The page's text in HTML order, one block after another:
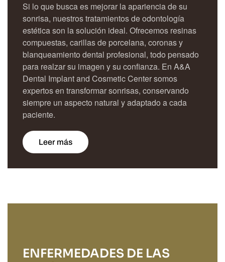
Si lo que busca es mejorar la apariencia de su
sonrisa, nuestros tratamientos de odontología
estética son la solución ideal. Ofrecemos resinas
compuestas, carillas de porcelana, coronas y
blanqueamiento dental profesional, todo pensado
para realzar su imagen y su confianza. En A&A
Dental Implant and Cosmetic Center somos
expertos en transformar sonrisas, conservando
siempre un aspecto natural y adaptado a cada
paciente.
Leer más
ENFERMEDADES DE LAS